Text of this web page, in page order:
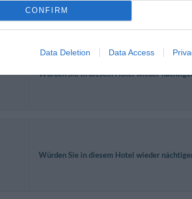
CONFIRM
Data Deletion Data Access
Würden Sie in diesem Hotel wieder
Würden Sie in diesem Hotel wieder